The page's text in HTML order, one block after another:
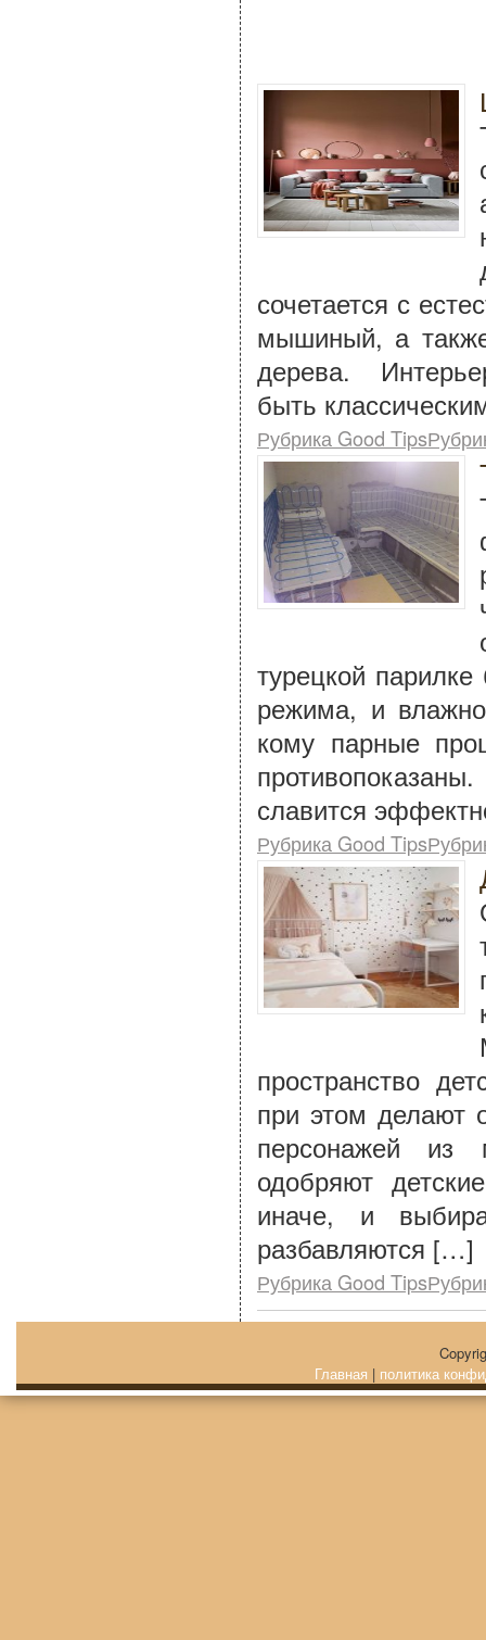
сочетается с
мышиный, а
дерева.
быть
Рубрика Good
турецкой
режима, и
кому парные
славится
Рубрика Good
пространство
при этом делают
персонажей из
одобряют
иначе, и
разбавляются […]
Рубрика Good
Главная | политика